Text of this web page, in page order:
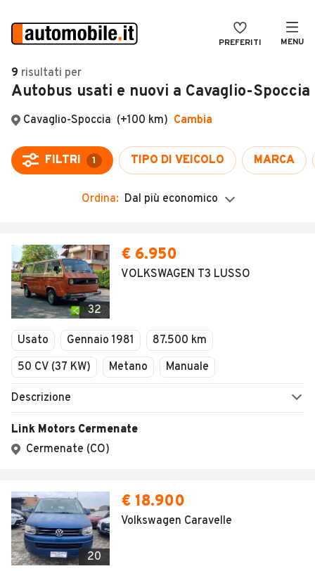
PREFERITI MENU
Auto
Auto usate
Auto Km 0
Auto Nuove
Noleggio a lungo termine
Moto
Camper
Veicoli Commerciali
Concessionari
VENDI
MAGAZINE
ACCEDI
9 risultati per
Autobus usati e nuovi a Cavaglio-Spoccia
Cavaglio-Spoccia (+100 km) Cambia
FILTRI 1 TIPO DI VEICOLO MARCA
Ordina: Dal più economico